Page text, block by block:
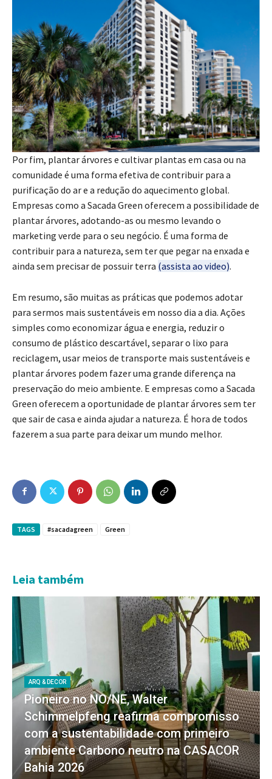
Por fim, plantar árvores e cultivar plantas em casa ou na
comunidade é uma forma efetiva de contribuir para a
purificação do ar e a redução do aquecimento global.
Empresas como a Sacada Green oferecem a possibilidade de
plantar árvores, adotando-as ou mesmo levando o
marketing verde para o seu negócio. É uma forma de
contribuir para a natureza, sem ter que pegar na enxada e
ainda sem precisar de possuir terra (assista ao video).
Em resumo, são muitas as práticas que podemos adotar
para sermos mais sustentáveis em nosso dia a dia. Ações
simples como economizar água e energia, reduzir o
consumo de plástico descartável, separar o lixo para
reciclagem, usar meios de transporte mais sustentáveis e
plantar árvores podem fazer uma grande diferença na
preservação do meio ambiente. E empresas como a Sacada
Green oferecem a oportunidade de plantar árvores sem ter
que sair de casa e ainda ajudar a natureza. É hora de todos
fazerem a sua parte para deixar um mundo melhor.
TAGS #sacadagreen Green
Leia também
ARQ & DECOR
Pioneiro no NO/NE, Walter
Schimmelpfeng reafirma compromisso
com a sustentabilidade com primeiro
ambiente Carbono neutro na CASACOR
Bahia 2026